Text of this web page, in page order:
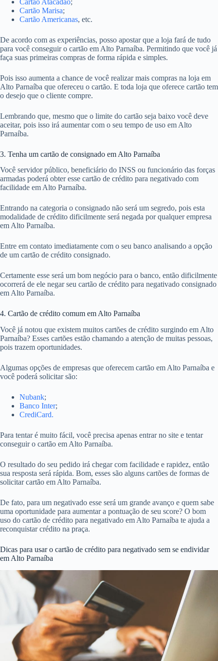
Cartão Marisa;
Cartão Americanas, etc.
De acordo com as experiências, posso apostar que a loja fará de tudo
para você conseguir o cartão em Alto Parnaíba. Permitindo que você já
faça suas primeiras compras de forma rápida e simples.
Pois isso aumenta a chance de você realizar mais compras na loja em
Alto Parnaíba que ofereceu o cartão. E toda loja que oferece cartão tem
o desejo que o cliente compre.
Lembrando que, mesmo que o limite do cartão seja baixo você deve
aceitar, pois isso irá aumentar com o seu tempo de uso em Alto
Parnaíba.
3. Tenha um cartão de consignado em Alto Parnaíba
Você servidor público, beneficiário do INSS ou funcionário das forças
armadas poderá obter esse cartão de crédito para negativado com
facilidade em Alto Parnaíba.
Entrando na categoria o consignado não será um segredo, pois esta
modalidade de crédito dificilmente será negada por qualquer empresa
em Alto Parnaíba.
Entre em contato imediatamente com o seu banco analisando a opção
de um cartão de crédito consignado.
Certamente esse será um bom negócio para o banco, então dificilmente
ocorrerá de ele negar seu cartão de crédito para negativado consignado
em Alto Parnaíba.
4. Cartão de crédito comum em Alto Parnaíba
Você já notou que existem muitos cartões de crédito surgindo em Alto
Parnaíba? Esses cartões estão chamando a atenção de muitas pessoas,
pois trazem oportunidades.
Algumas opções de empresas que oferecem cartão em Alto Parnaíba e
você poderá solicitar são:
Nubank;
Banco Inter;
CrediCard.
Para tentar é muito fácil, você precisa apenas entrar no site e tentar
conseguir o cartão em Alto Parnaíba.
O resultado do seu pedido irá chegar com facilidade e rapidez, então
sua resposta será rápida. Bom, esses são alguns cartões de formas de
solicitar cartão em Alto Parnaíba.
De fato, para um negativado esse será um grande avanço e quem sabe
uma oportunidade para aumentar a pontuação de seu score? O bom
uso do cartão de crédito para negativado em Alto Parnaíba te ajuda a
reconquistar crédito na praça.
Dicas para usar o cartão de crédito para negativado sem se endividar
em Alto Parnaíba